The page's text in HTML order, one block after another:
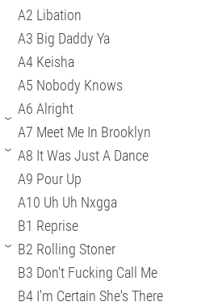
›
›
›
A2 Libation
A3 Big Daddy Ya
A4 Keisha
A5 Nobody Knows
A6 Alright
A7 Meet Me In Brooklyn
A8 It Was Just A Dance
A9 Pour Up
A10 Uh Uh Nxgga
B1 Reprise
B2 Rolling Stoner
B3 Don't Fucking Call Me
B4 I'm Certain She's There